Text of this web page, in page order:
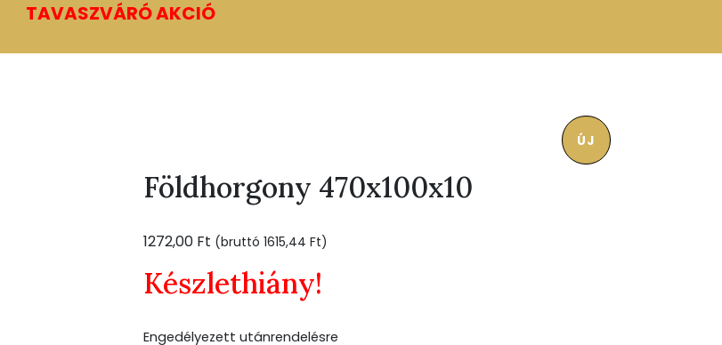
TAVASZVÁRÓ AKCIÓ
ÚJ
Földhorgony 470x100x10
1272,00 Ft (bruttó 1615,44 Ft)
Készlethiány!
Engedélyezett utánrendelésre